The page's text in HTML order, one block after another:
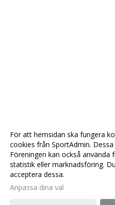
För att hemsidan ska fungera
cookies från SportAdmin.
Föreningen kan också använda
statistik eller marknadsföring.
acceptera dessa.
Anpassa dina val